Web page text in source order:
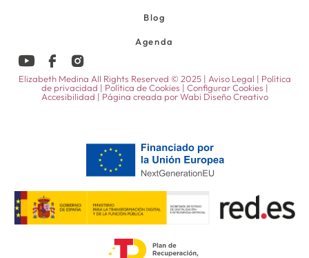
Blog
Agenda
Elizabeth Medina All Rights Reserved © 2025 | Aviso Legal | Política
de privacidad | Política de Cookies | Configurar Cookies |
Accesibilidad | Página creada porWabi Diseño Creativo